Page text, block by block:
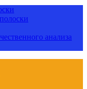
анализа